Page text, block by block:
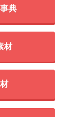
典
材